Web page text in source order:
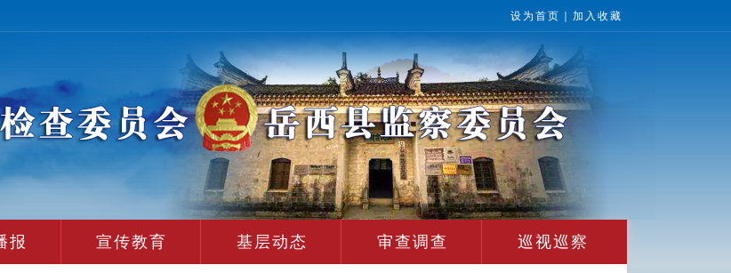
设为首页 加入收藏
报 宣传教育 基层动态 审查调查 巡视巡察